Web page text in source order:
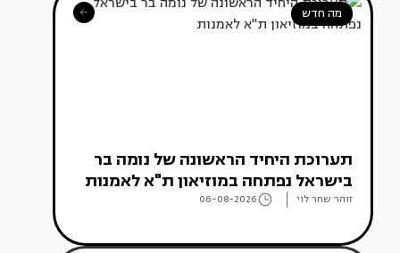
מה חדש
תערוכת היחיד הראשונה של נומה בר
בישראל נפתחה במוזיאון ת"א לאמנות
זוהר שחר לוי 06-08-2026